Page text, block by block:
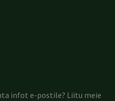
infot e-postile? Liitu meie